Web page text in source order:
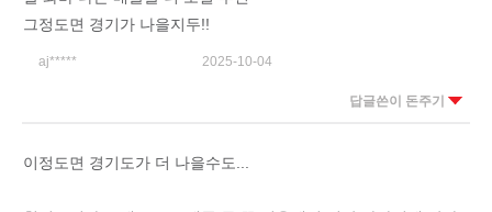
그정도면 경기가 나을지두!!
aj***** 2025-10-04
답글쓴이 돈주기
이정도면 경기도가 더 나을수도...